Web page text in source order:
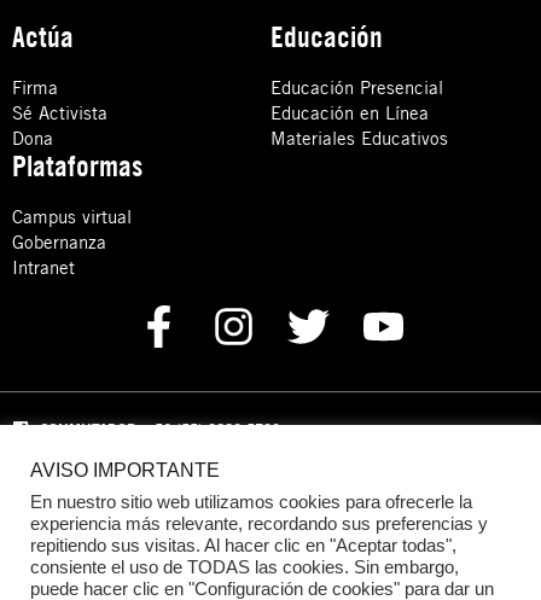
Actúa
Firma
Sé Activista
Dona
Educación
Educación Presencial
Educación en Línea
Materiales Educativos
Plataformas
Campus virtual
Gobernanza
Intranet
CONMUTADOR: +52 (55) 8880 5730
Domicilio: Calle Hércules 13,
Benito Juárez, C.P. 03940 Ciudad de México, CDMX
DONACIONES:+52 +52 (55) 8880 5755
AVISO IMPORTANTE
En nuestro sitio web utilizamos cookies para ofrecerle la
experiencia más relevante, recordando sus preferencias y
repitiendo sus visitas. Al hacer clic en "Aceptar todas",
consiente el uso de TODAS las cookies. Sin embargo,
puede hacer clic en "Configuración de cookies" para dar un